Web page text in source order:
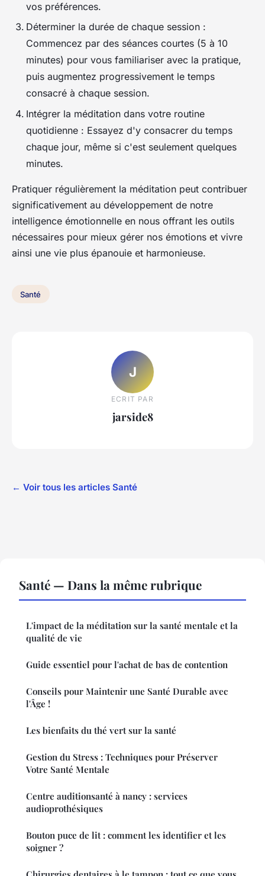
vos préférences.
Déterminer la durée de chaque session :
Commencez par des séances courtes (5 à 10
minutes) pour vous familiariser avec la pratique,
puis augmentez progressivement le temps
consacré à chaque session.
Intégrer la méditation dans votre routine
quotidienne : Essayez d'y consacrer du temps
chaque jour, même si c'est seulement quelques
minutes.
Pratiquer régulièrement la méditation peut contribuer
significativement au développement de notre
intelligence émotionnelle en nous offrant les outils
nécessaires pour mieux gérer nos émotions et vivre
ainsi une vie plus épanouie et harmonieuse.
Santé
J
ECRIT PAR
jarside8
← Voir tous les articles Santé
Santé — Dans la même rubrique
L'impact de la méditation sur la santé mentale et la
qualité de vie
Guide essentiel pour l'achat de bas de contention
Conseils pour Maintenir une Santé Durable avec
l'Âge !
Les bienfaits du thé vert sur la santé
Gestion du Stress : Techniques pour Préserver
Votre Santé Mentale
Centre auditionsanté à nancy : services
audioprothésiques
Bouton puce de lit : comment les identifier et les
soigner ?